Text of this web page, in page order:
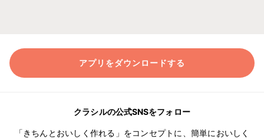
アプリをダウンロードする
クラシルの公式SNSをフォロー
「きちんとおいしく作れる」をコンセプトに、簡単においしく